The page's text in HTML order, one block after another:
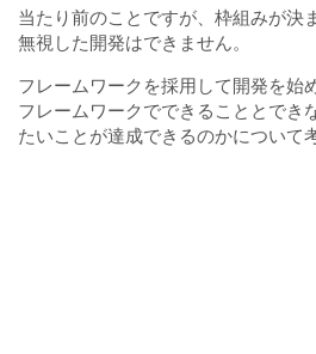
当たり前のことですが、枠組みが決
無視した開発はできません。
フレームワークを採用して開発を始
フレームワークでできることとでき
たいことが達成できるのかについて